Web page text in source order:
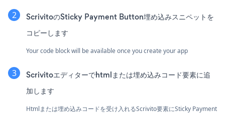
ScrivitoのSticky Payment Button埋め込みスニペットを
コピーします
Your code block will be available once you create your app
Scrivitoエディターでhtmlまたは埋め込みコード要素に追
加します
Htmlまたは埋め込みコードを受け入れるScrivito要素にSticky Payment